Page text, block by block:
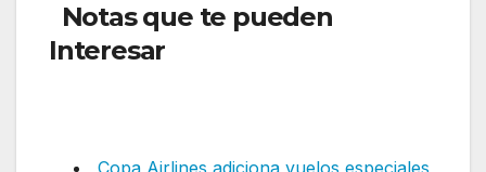
Notas que te pueden
Interesar